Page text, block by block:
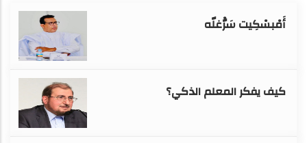
أَمْبسْكِيت سَرّْغلّه
كيف يفكر المعلم الذكي؟